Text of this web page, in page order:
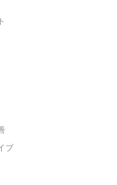
ブ